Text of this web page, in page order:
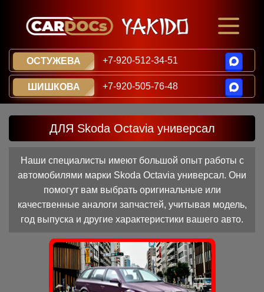
ОСТУЖЕВА +7-920-512-34-51
ШИШКОВА +7-920-505-76-48
ДЛЯ Skoda Octavia универсал
Наши специалисты имеют большой опыт работы с
автомобилями марки Skoda Octavia универсал. Они
помогут вам выбрать оригинальные или
качественные аналоги запчастей, учитывая модель,
год выпуска и другие характеристики вашего авто.